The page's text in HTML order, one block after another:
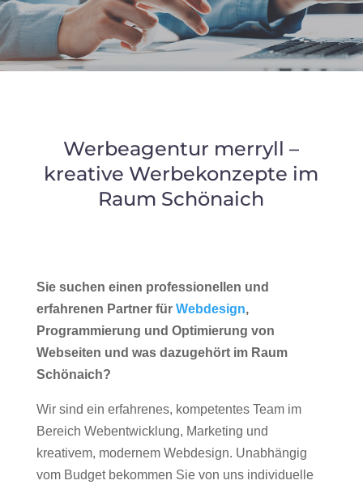
Werbeagentur merryll –
kreative Werbekonzepte im
Raum Schönaich
Sie suchen einen professionellen und
erfahrenen Partner für Webdesign,
Programmierung und Optimierung von
Webseiten und was dazugehört im Raum
Schönaich?
Wir sind ein erfahrenes, kompetentes Team im
Bereich Webentwicklung, Marketing und
kreativem, modernem Webdesign. Unabhängig
vom Budget bekommen Sie von uns individuelle